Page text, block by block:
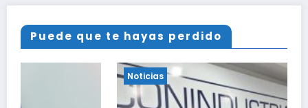
Puede que te hayas perdido